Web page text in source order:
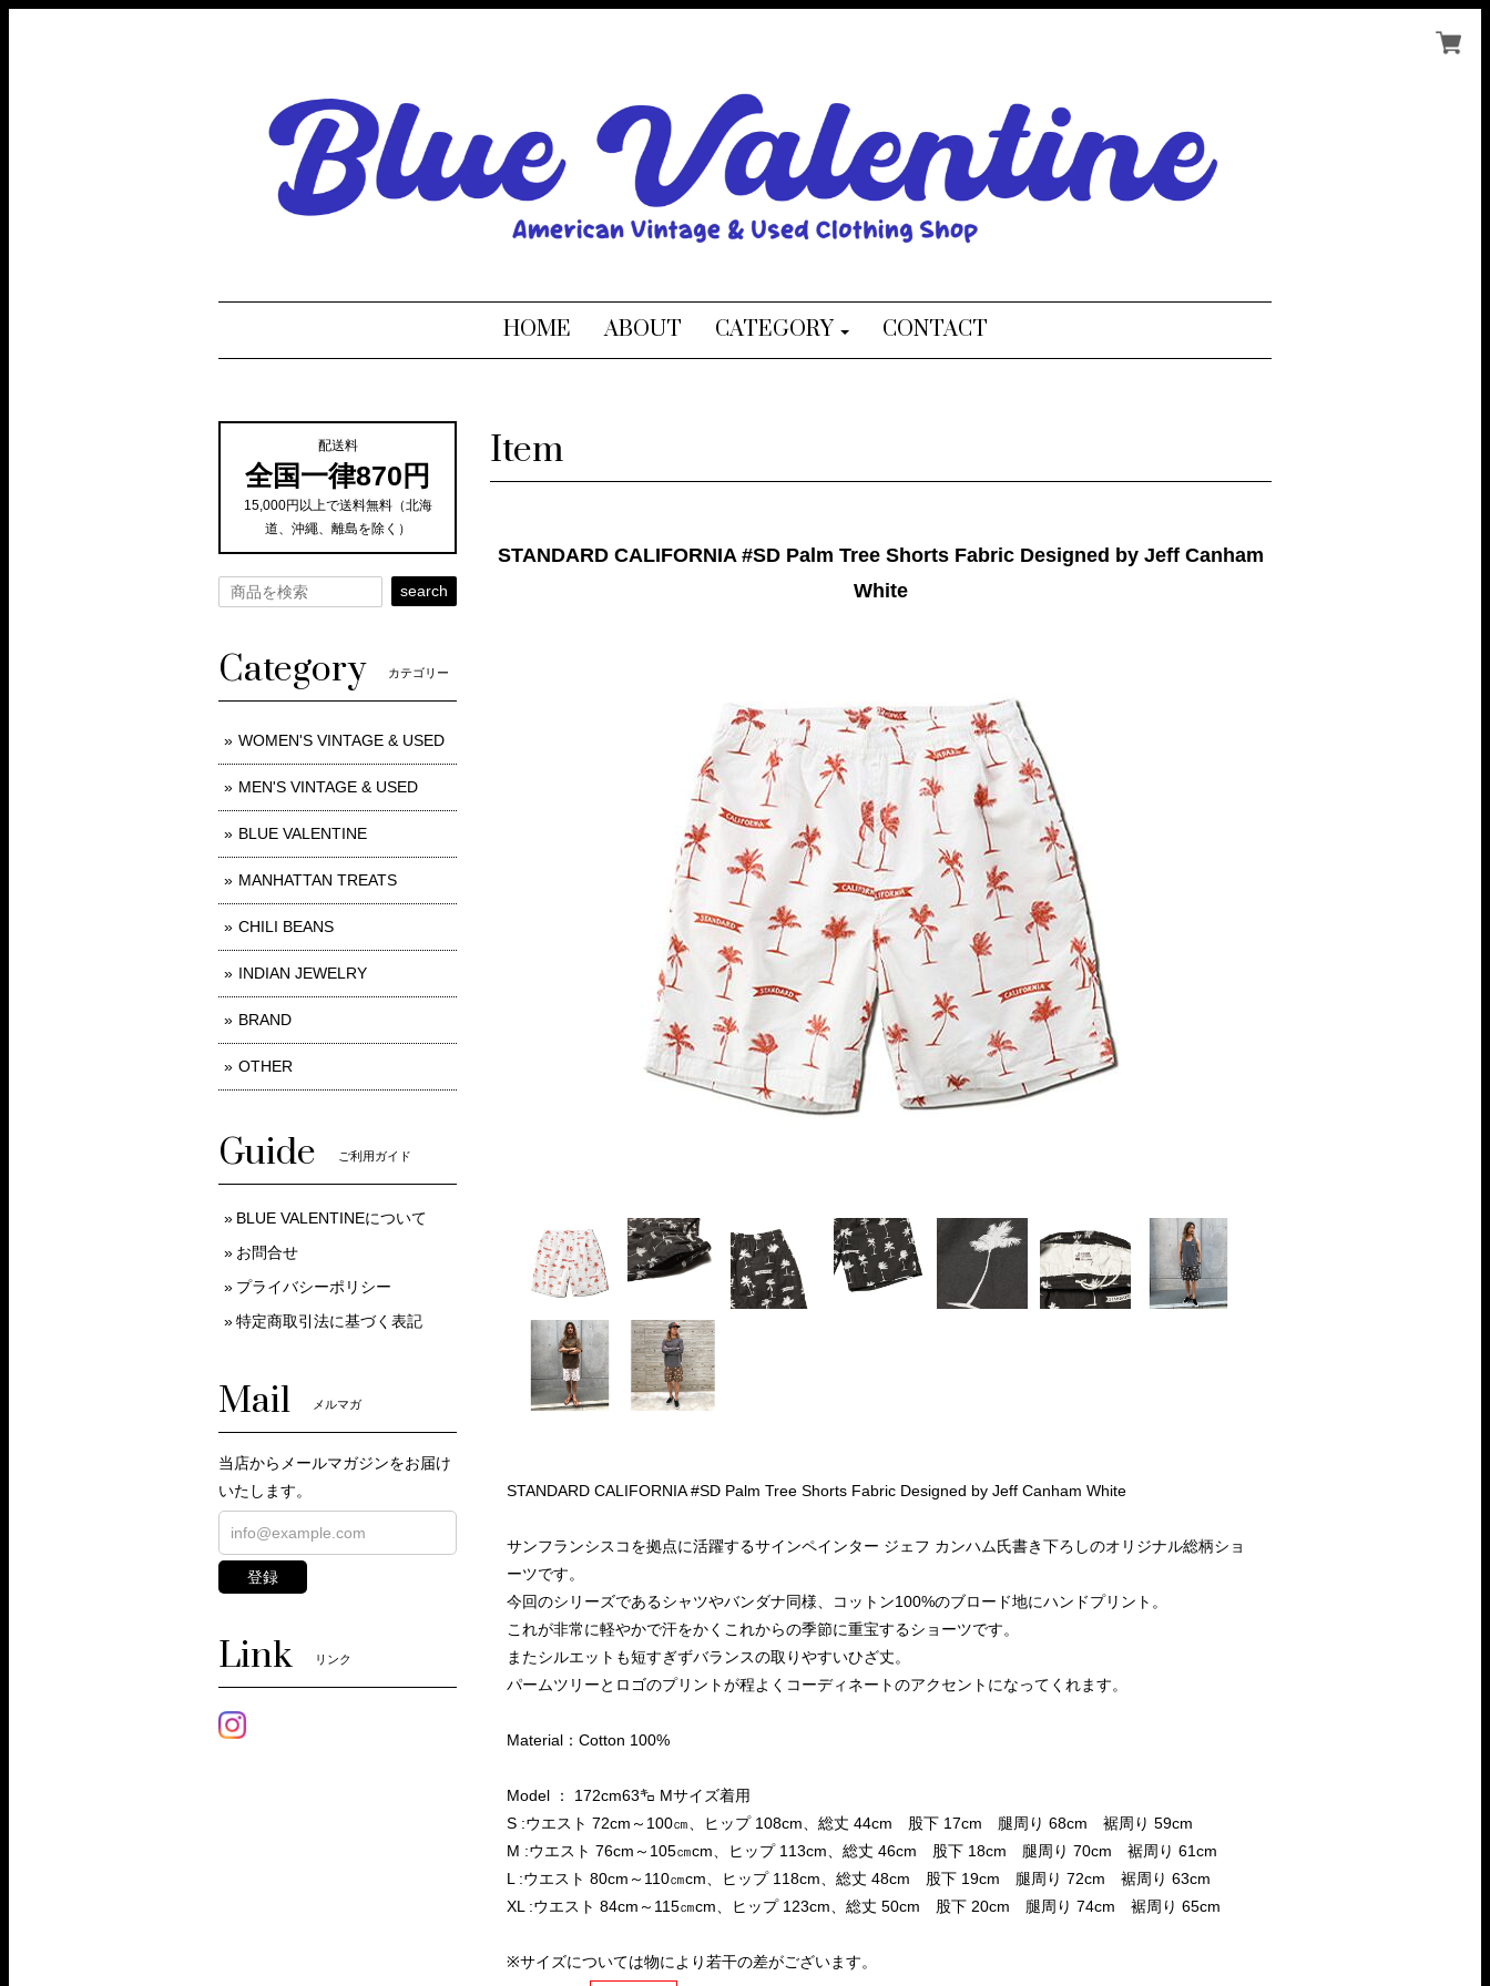
HOME ABOUT CATEGORY CONTACT
Item
STANDARD CALIFORNIA #SD Palm Tree Shorts Fabric Designed by Jeff Canham
White
STANDARD CALIFORNIA #SD Palm Tree Shorts Fabric Designed by Jeff Canham White
サンフランシスコを拠点に活躍するサインペインター ジェフ カンハム氏書き下ろしのオリジナル総柄ショ
ーツです。
今回のシリーズであるシャツやバンダナ同様、コットン100%のブロード地にハンドプリント。
これが非常に軽やかで汗をかくこれからの季節に重宝するショーツです。
またシルエットも短すぎずバランスの取りやすいひざ丈。
パームツリーとロゴのプリントが程よくコーディネートのアクセントになってくれます。
Material：Cotton 100%
Model ： 172cm63㌔ Mサイズ着用
S :ウエスト 72cm～100㎝、ヒップ 108cm、総丈 44cm 股下 17cm 腿周り 68cm 裾周り 59cm
M :ウエスト 76cm～105㎝cm、ヒップ 113cm、総丈 46cm 股下 18cm 腿周り 70cm 裾周り 61cm
L :ウエスト 80cm～110㎝cm、ヒップ 118cm、総丈 48cm 股下 19cm 腿周り 72cm 裾周り 63cm
XL :ウエスト 84cm～115㎝cm、ヒップ 123cm、総丈 50cm 股下 20cm 腿周り 74cm 裾周り 65cm
※サイズについては物により若干の差がございます。
配送料
全国一律870円
15,000円以上で送料無料（北海
道、沖繩、離島を除く）
search
Category カテゴリー
WOMEN'S VINTAGE & USED
MEN'S VINTAGE & USED
BLUE VALENTINE
MANHATTAN TREATS
CHILI BEANS
INDIAN JEWELRY
BRAND
OTHER
Guide ご利用ガイド
BLUE VALENTINEについて
お問合せ
プライバシーポリシー
特定商取引法に基づく表記
Mail メルマガ
当店からメールマガジンをお届け
いたします。
登録
Link リンク